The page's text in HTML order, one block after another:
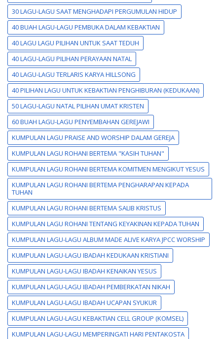
30 LAGU-LAGU SAAT MENGHADAPI PERGUMULAN HIDUP
40 BUAH LAGU-LAGU PEMBUKA DALAM KEBAKTIAN
40 LAGU LAGU PILIHAN UNTUK SAAT TEDUH
40 LAGU-LAGU PILIHAN PERAYAAN NATAL
40 LAGU-LAGU TERLARIS KARYA HILLSONG
40 PILIHAN LAGU UNTUK KEBAKTIAN PENGHIBURAN (KEDUKAAN)
50 LAGU-LAGU NATAL PILIHAN UMAT KRISTEN
60 BUAH LAGU-LAGU PENYEMBAHAN GEREJAWI
KUMPULAN LAGU PRAISE AND WORSHIP DALAM GEREJA
KUMPULAN LAGU ROHANI BERTEMA "KASIH TUHAN"
KUMPULAN LAGU ROHANI BERTEMA KOMITMEN MENGIKUT YESUS
KUMPULAN LAGU ROHANI BERTEMA PENGHARAPAN KEPADA
TUHAN
KUMPULAN LAGU ROHANI BERTEMA SALIB KRISTUS
KUMPULAN LAGU ROHANI TENTANG KEYAKINAN KEPADA TUHAN
KUMPULAN LAGU-LAGU ALBUM MADE ALIVE KARYA JPCC WORSHIP
KUMPULAN LAGU-LAGU IBADAH KEDUKAAN KRISTIANI
KUMPULAN LAGU-LAGU IBADAH KENAIKAN YESUS
KUMPULAN LAGU-LAGU IBADAH PEMBERKATAN NIKAH
KUMPULAN LAGU-LAGU IBADAH UCAPAN SYUKUR
KUMPULAN LAGU-LAGU KEBAKTIAN CELL GROUP (KOMSEL)
KUMPULAN LAGU-LAGU MEMPERINGATI HARI PENTAKOSTA